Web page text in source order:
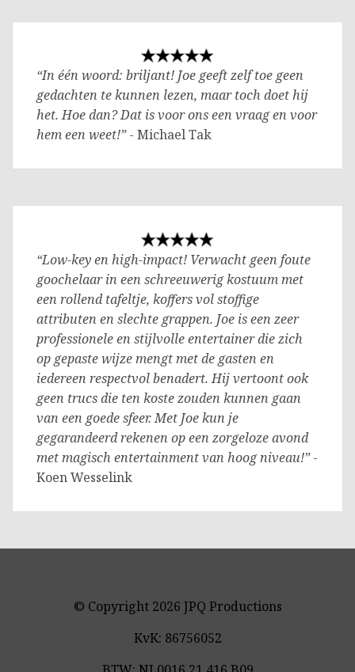
“In één woord: briljant! Joe geeft zelf toe geen
gedachten te kunnen lezen, maar toch doet hij
het. Hoe dan? Dat is voor ons een vraag en voor
hem een weet!”- Michael Tak
“Low-key en high-impact! Verwacht geen foute
goochelaar in een schreeuwerig kostuum met
een rollend tafeltje, koffers vol stoffige
attributen en slechte grappen. Joe is een zeer
professionele en stijlvolle entertainer die zich
op gepaste wijze mengt met de gasten en
iedereen respectvol benadert. Hij vertoont ook
geen trucs die ten koste zouden kunnen gaan
van een goede sfeer. Met Joe kun je
gegarandeerd rekenen op een zorgeloze avond
met magisch entertainment van hoog niveau!”-
Koen Wesselink
© Copyright 2026 JPQ Productions
KvK: 86756052